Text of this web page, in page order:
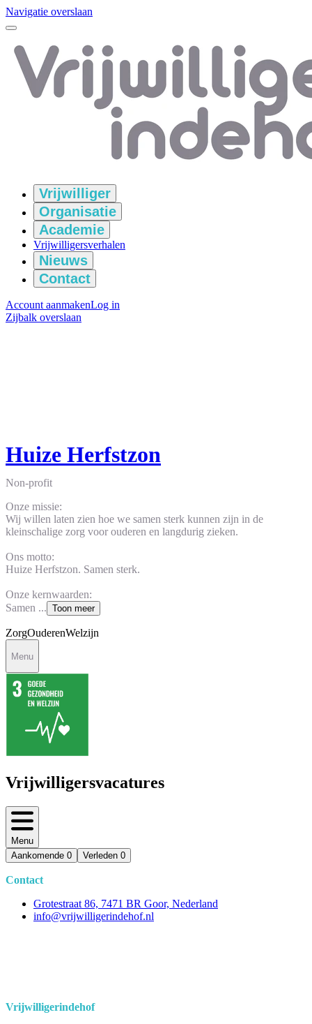
Navigatie overslaan
Vrijwilliger
Organisatie
Academie
Vrijwilligersverhalen
Nieuws
Contact
Account aanmakenLog in
Zijbalk overslaan
Huize Herfstzon
Non-profit
Onze missie:
Wij willen laten zien hoe we samen sterk kunnen zijn in de
kleinschalige zorg voor ouderen en langdurig zieken.
Ons motto:
Huize Herfstzon. Samen sterk.
Onze kernwaarden:
Samen ... Toon meer
ZorgOuderenWelzijn
Menu
Vrijwilligersvacatures
Menu
Aankomende 0 Verleden 0
Contact
Grotestraat 86, 7471 BR Goor, Nederland
info@vrijwilligerindehof.nl
Vrijwilligerindehof